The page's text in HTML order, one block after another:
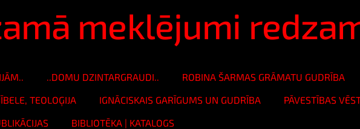
meklējumi
..DOMU DZINTARGRAUDI..
ROBINA ŠARMAS GRĀMATU GUDRĪBA
TEOLOĢIJA IGNĀCISKAIS GARĪGUMS UN GUDRĪBA
PĀVESTĪBAS
BIBLIOTĒKA | KATALOGS